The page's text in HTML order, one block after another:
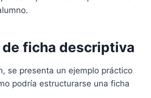
de ficha descriptiva
se presenta un ejemplo práctico
podría estructurarse una ficha